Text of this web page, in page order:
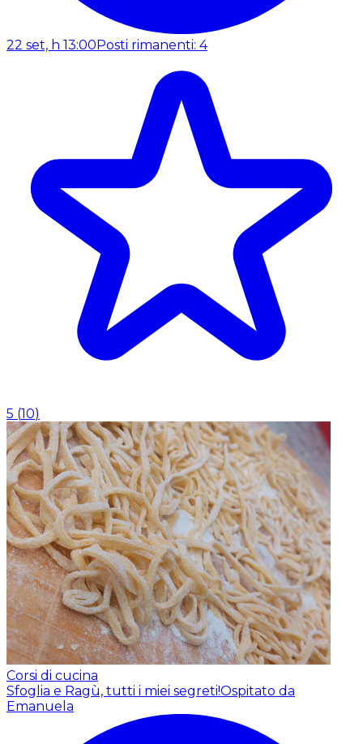
22 set, h 13:00Posti rimanenti: 4
5 (10)
Corsi di cucina
Sfoglia e Ragù, tutti i miei segreti!Ospitato da
Emanuela